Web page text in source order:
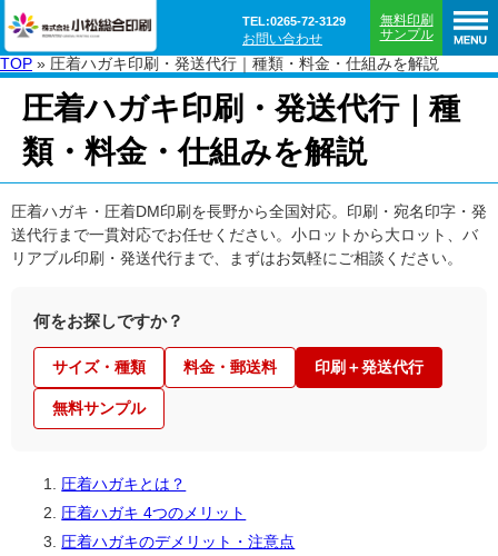
TEL:0265-72-3129
無料印刷
サンプル
お問い合わせ
TOP » 圧着ハガキ印刷・発送代行｜種類・料金・仕組みを解説
圧着ハガキ印刷・発送代行｜種
類・料金・仕組みを解説
圧着ハガキ・圧着DM印刷を長野から全国対応。印刷・宛名印字・発
送代行まで一貫対応でお任せください。小ロットから大ロット、バ
リアブル印刷・発送代行まで、まずはお気軽にご相談ください。
何をお探しですか？
サイズ・種類 料金・郵送料 印刷＋発送代行
無料サンプル
圧着ハガキとは？
圧着ハガキ 4つのメリット
圧着ハガキのデメリット・注意点